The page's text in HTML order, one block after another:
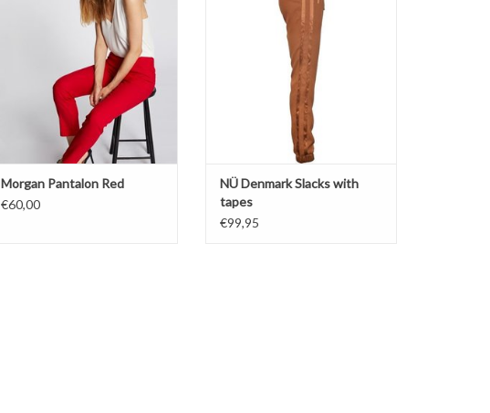
Kleur: rood
Morgan Pantalon Red
€60,00
Koper bruin
NÜ Denmark Slacks with
tapes
€99,95